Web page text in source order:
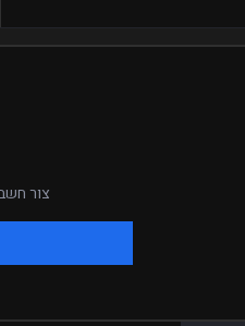
צור